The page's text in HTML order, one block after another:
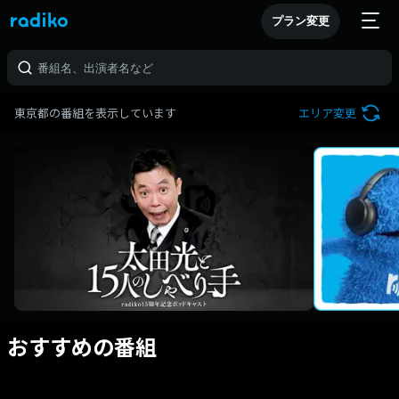
プラン変更
東京都の番組を表示しています エリア変更
おすすめの番組